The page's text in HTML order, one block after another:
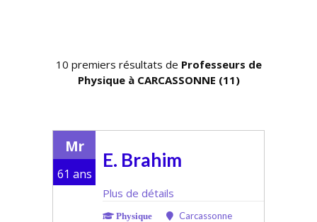
10 premiers résultats de Professeurs de
Physique à CARCASSONNE (11)
Mr
61 ans
E. Brahim
Plus de détails
Physique Carcassonne